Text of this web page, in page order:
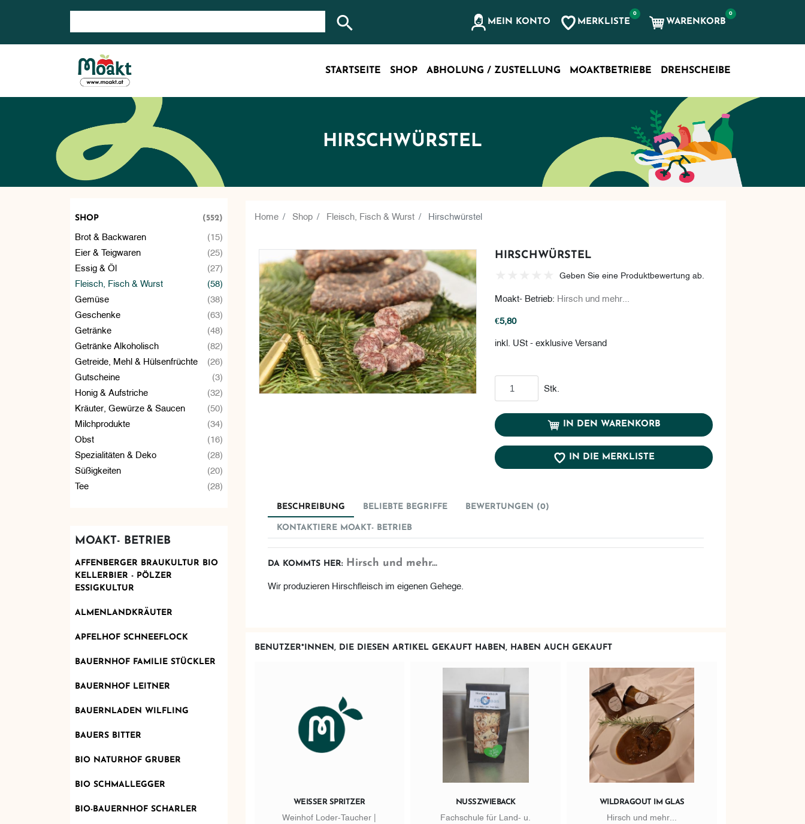
Suche nach: Zum Beispiel Wein, Fleisch, Keramik, Holz, etc...
MEIN KONTO MERKLISTE
0
WARENKORB
0
STARTSEITE SHOP ABHOLUNG / ZUSTELLUNG MOAKTBETRIEBE DREHSCHEIBE
HIRSCHWÜRSTEL
SHOP (552)
Brot & Backwaren (15)
Eier & Teigwaren (25)
Essig & Öl (27)
Fleisch, Fisch & Wurst (58)
Gemüse (38)
Geschenke (63)
Getränke (48)
Getränke Alkoholisch (82)
Getreide, Mehl & Hülsenfrüchte (26)
Gutscheine (3)
Honig & Aufstriche (32)
Kräuter, Gewürze & Saucen (50)
Milchprodukte (34)
Obst (16)
Spezialitäten & Deko (28)
Süßigkeiten (20)
Tee (28)
MOAKT- BETRIEB
AFFENBERGER BRAUKULTUR BIO
KELLERBIER - PÖLZER
ESSIGKULTUR
ALMENLANDKRÄUTER
APFELHOF SCHNEEFLOCK
BAUERNHOF FAMILIE STÜCKLER
BAUERNHOF LEITNER
BAUERNLADEN WILFLING
BAUERS BITTER
BIO NATURHOF GRUBER
BIO SCHMALLEGGER
BIO-BAUERNHOF SCHARLER
Home Shop Fleisch, Fisch & Wurst Hirschwürstel
HIRSCHWÜRSTEL
Geben Sie eine Produktbewertung ab.
Moakt- Betrieb: Hirsch und mehr...
€5,80
inkl. USt - exklusive Versand
Stk.
IN DEN WARENKORB
IN DIE MERKLISTE
BESCHREIBUNG BELIEBTE BEGRIFFE BEWERTUNGEN (0)
KONTAKTIERE MOAKT- BETRIEB
DA KOMMTS HER: Hirsch und mehr...
Wir produzieren Hirschfleisch im eigenen Gehege.
BENUTZER*INNEN, DIE DIESEN ARTIKEL GEKAUFT HABEN, HABEN AUCH GEKAUFT
WEISSER SPRITZER
Weinhof Loder-Taucher |
NUSSZWIEBACK
Fachschule für Land- u.
WILDRAGOUT IM GLAS
Hirsch und mehr...